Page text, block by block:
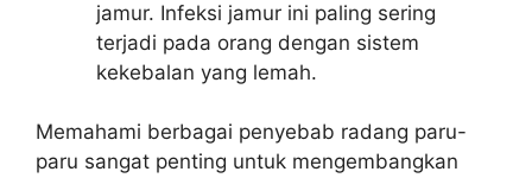
jamur. Infeksi jamur ini paling sering
terjadi pada orang dengan sistem
kekebalan yang lemah.
Memahami berbagai penyebab radang paru-
paru sangat penting untuk mengembangkan